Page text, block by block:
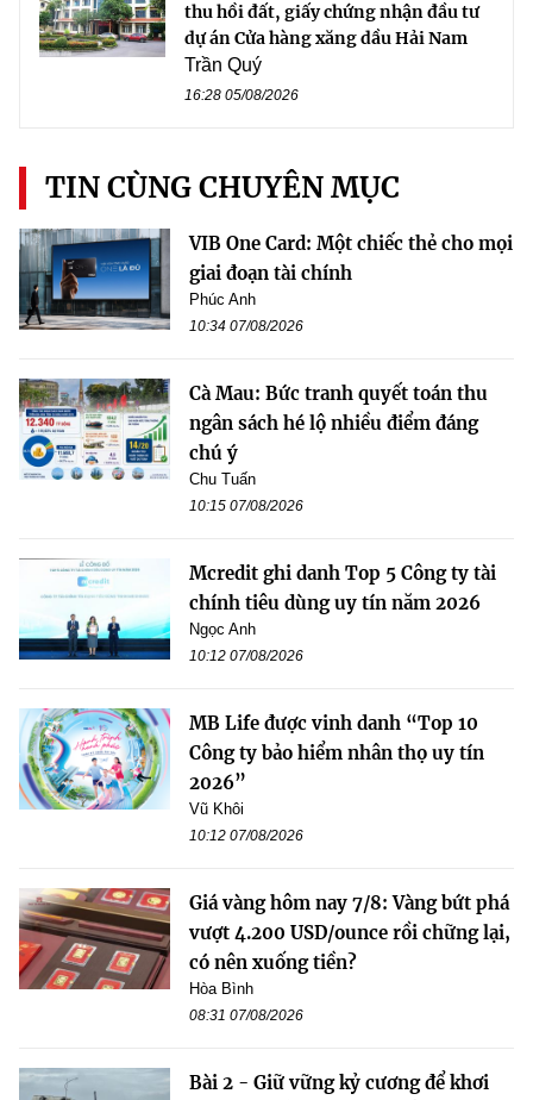
thu hồi đất, giấy chứng nhận đầu tư
dự án Cửa hàng xăng dầu Hải Nam
Trần Quý
16:28 05/08/2026
TIN CÙNG CHUYÊN MỤC
VIB One Card: Một chiếc thẻ cho mọi
giai đoạn tài chính
Phúc Anh
10:34 07/08/2026
Cà Mau: Bức tranh quyết toán thu
ngân sách hé lộ nhiều điểm đáng
chú ý
Chu Tuấn
10:15 07/08/2026
Mcredit ghi danh Top 5 Công ty tài
chính tiêu dùng uy tín năm 2026
Ngọc Anh
10:12 07/08/2026
MB Life được vinh danh “Top 10
Công ty bảo hiểm nhân thọ uy tín
2026”
Vũ Khôi
10:12 07/08/2026
Giá vàng hôm nay 7/8: Vàng bứt phá
vượt 4.200 USD/ounce rồi chững lại,
có nên xuống tiền?
Hòa Bình
08:31 07/08/2026
Bài 2 - Giữ vững kỷ cương để khơi